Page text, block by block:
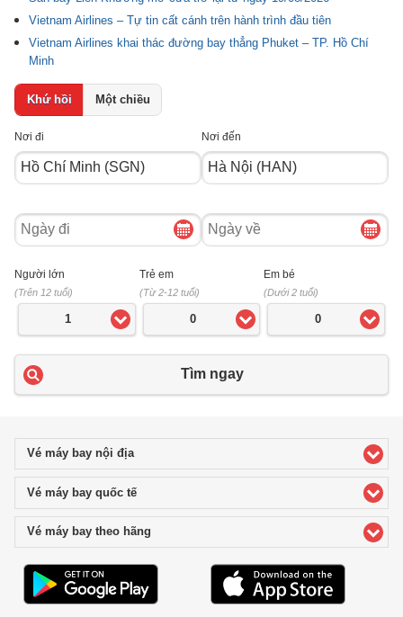
Vietnam Airlines – Tự tin cất cánh trên hành trình đầu tiên
Vietnam Airlines khai thác đường bay thẳng Phuket – TP. Hồ Chí
Minh
Khứ hồi Một chiều
Nơi đi Nơi đến
Ngày
đi
Ngày
về
Người lớn
(Trên 12 tuổi)
1
Trẻ em
(Từ 2-12 tuổi)
0
Em bé
(Dưới 2 tuổi)
0
Tìm ngay
Vé máy bay nội địaclick to expand contents
Vé máy bay quốc tếclick to expand contents
Vé máy bay theo hãng